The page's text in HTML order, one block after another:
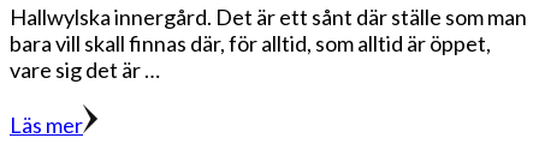
Hallwylska innergård. Det är ett sånt där ställe som man
bara vill skall finnas där, för alltid, som alltid är öppet,
vare sig det är …
Läs mer